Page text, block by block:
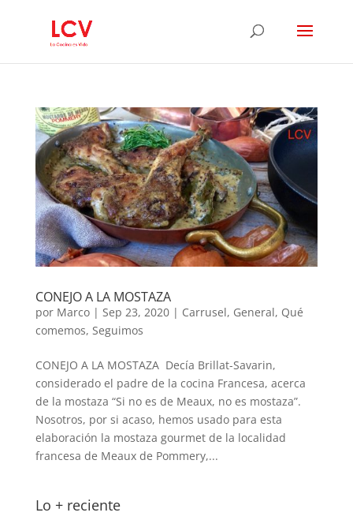
CONEJO A LA MOSTAZA
por Marco| Sep 23, 2020| Carrusel, General, Qué
comemos, Seguimos
CONEJO A LA MOSTAZA Decía Brillat-Savarin,
considerado el padre de la cocina Francesa, acerca
de la mostaza “Si no es de Meaux, no es mostaza”.
Nosotros, por si acaso, hemos usado para esta
elaboración la mostaza gourmet de la localidad
francesa de Meaux de Pommery,...
Lo + reciente